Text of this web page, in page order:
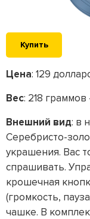
Купить
Цена: 129
Вес: 218
Внешний вид: в
Серебристо-
украшения. Вас
спрашивать.
крошечная
(громкость,
чашке. В